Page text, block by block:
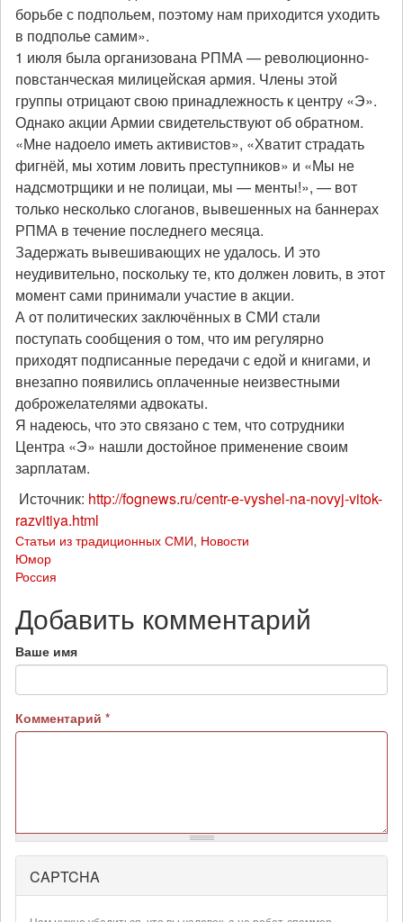
борьбе с подпольем, поэтому нам приходится уходить
в подполье самим».
1 июля была организована РПМА — революционно-
повстанческая милицейская армия. Члены этой
группы отрицают свою принадлежность к центру «Э».
Однако акции Армии свидетельствуют об обратном.
«Мне надоело иметь активистов», «Хватит страдать
фигнёй, мы хотим ловить преступников» и «Мы не
надсмотрщики и не полицаи, мы — менты!», — вот
только несколько слоганов, вывешенных на баннерах
РПМА в течение последнего месяца.
Задержать вывешивающих не удалось. И это
неудивительно, поскольку те, кто должен ловить, в этот
момент сами принимали участие в акции.
А от политических заключённых в СМИ стали
поступать сообщения о том, что им регулярно
приходят подписанные передачи с едой и книгами, и
внезапно появились оплаченные неизвестными
доброжелателями адвокаты.
Я надеюсь, что это связано с тем, что сотрудники
Центра «Э» нашли достойное применение своим
зарплатам.
Источник: http://fognews.ru/centr-e-vyshel-na-novyj-vitok-
razvitiya.html
Статьи из традиционных СМИ, Новости
Юмор
Россия
Добавить комментарий
Ваше имя
Комментарий *
Более
подробная
информация
CAPTCHA